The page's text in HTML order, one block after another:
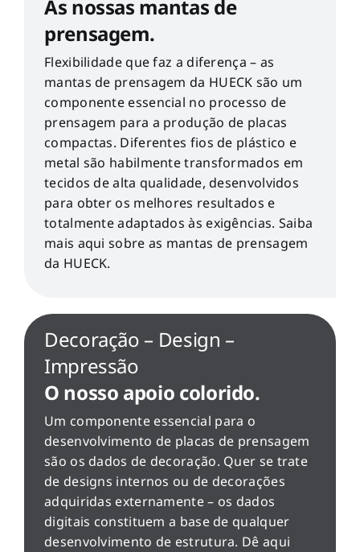
As nossas mantas de
prensagem.
Flexibilidade que faz a diferença – as
mantas de prensagem da HUECK são um
componente essencial no processo de
prensagem para a produção de placas
compactas. Diferentes fios de plástico e
metal são habilmente transformados em
tecidos de alta qualidade, desenvolvidos
para obter os melhores resultados e
totalmente adaptados às exigências. Saiba
mais aqui sobre as mantas de prensagem
da HUECK.
Decoração – Design –
Impressão
O nosso apoio colorido.
Um componente essencial para o
desenvolvimento de placas de prensagem
são os dados de decoração. Quer se trate
de designs internos ou de decorações
adquiridas externamente – os dados
digitais constituem a base de qualquer
desenvolvimento de estrutura. Dê aqui